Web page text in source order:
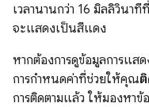
เวลานานกว่า 16 มิลลิวินาที
จะแสดงเป็นสีแดง
หากต้องการดูข้อมูลการแส
การกำหนดค่าที่ช่วยให้คุณ
การติดตามแล้ว ให้มองหา